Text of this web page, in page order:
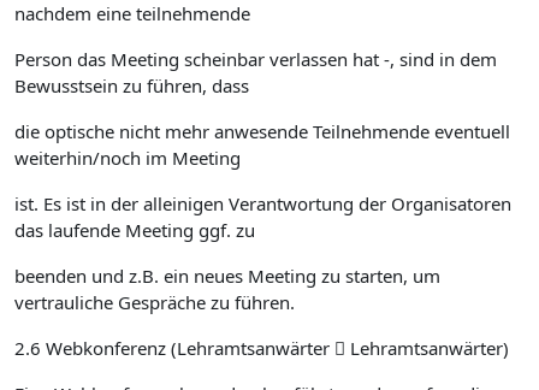
nachdem eine teilnehmende
Person das Meeting scheinbar verlassen hat -, sind in dem
Bewusstsein zu führen, dass
die optische nicht mehr anwesende Teilnehmende eventuell
weiterhin/noch im Meeting
ist. Es ist in der alleinigen Verantwortung der Organisatoren
das laufende Meeting ggf. zu
beenden und z.B. ein neues Meeting zu starten, um
vertrauliche Gespräche zu führen.
2.6 Webkonferenz (Lehramtsanwärter  Lehramtsanwärter)